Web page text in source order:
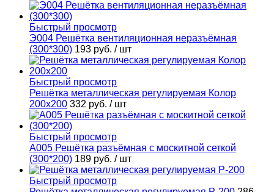
Быстрый просмотр
Э004 Решётка вентиляционная неразъёмная
(300*300) 193 руб. / шт
Быстрый просмотр
Решётка металлическая регулируемая Колор
200х200 332 руб. / шт
Быстрый просмотр
А005 Решётка разъёмная с москитной сеткой
(300*200) 189 руб. / шт
Быстрый просмотр